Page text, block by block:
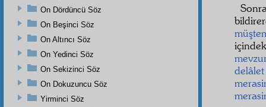
delâlet
On Dördüncü Söz
On Beşinci Söz
On Altıncı Söz
On Yedinci Söz
On Sekizinci Söz
On Dokuzuncu Söz
Yirminci Söz